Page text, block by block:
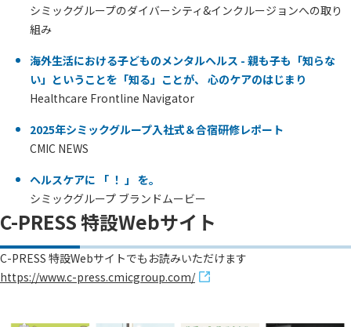
シミックグループのダイバーシティ&インクルージョンへの取り
組み
海外生活における子どものメンタルヘルス - 親も子も「知らな
い」ということを「知る」ことが、 心のケアのはじまり
Healthcare Frontline Navigator
2025年シミックグループ入社式＆合宿研修レポート
CMIC NEWS
ヘルスケアに 「 ！ 」 を。
シミックグループ ブランドムービー
C-PRESS 特設Webサイト
C-PRESS 特設Webサイトでもお読みいただけます
https://www.c-press.cmicgroup.com/